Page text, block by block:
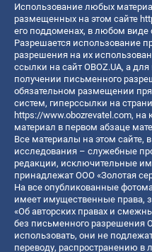
Использование любых
размещенных на этом сайте
его поддоменах, в любом виде
Разрешается использование
разрешения на их
ссылки на сайт OBOZ.UA, а
получении письменного
обязательном размещении
систем, гиперссылки на
https://www.obozrevatel.com, на
материал в первом абзаце
Все материалы на этом сайте,
исследования – служебные
редакции, исключительные
принадлежат ООО «Золотая
На все опубликованные
имеет имущественные
«Об авторских правах и
без письменного разрешения
использовать, они не
переводу, распространению в